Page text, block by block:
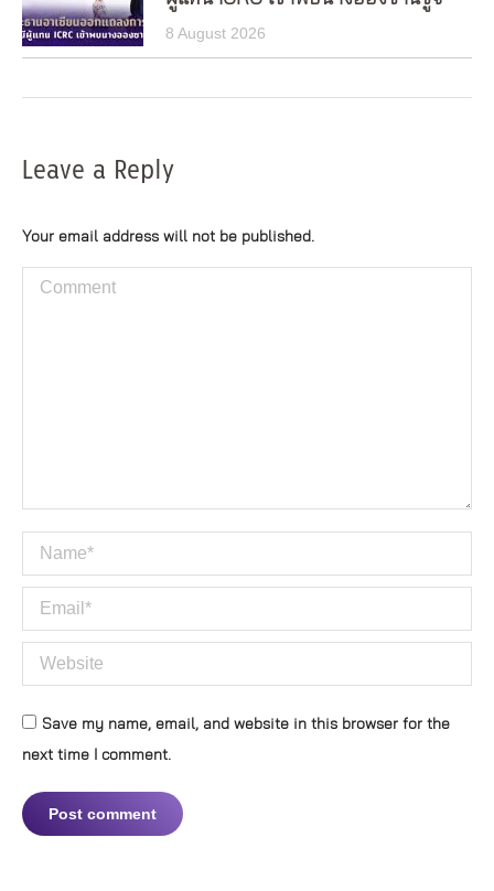
8 August 2026
Leave a Reply
Your email address will not be published.
Comment
Name *
Email *
Website
Save my name, email, and website in this browser for the
next time I comment.
Post comment